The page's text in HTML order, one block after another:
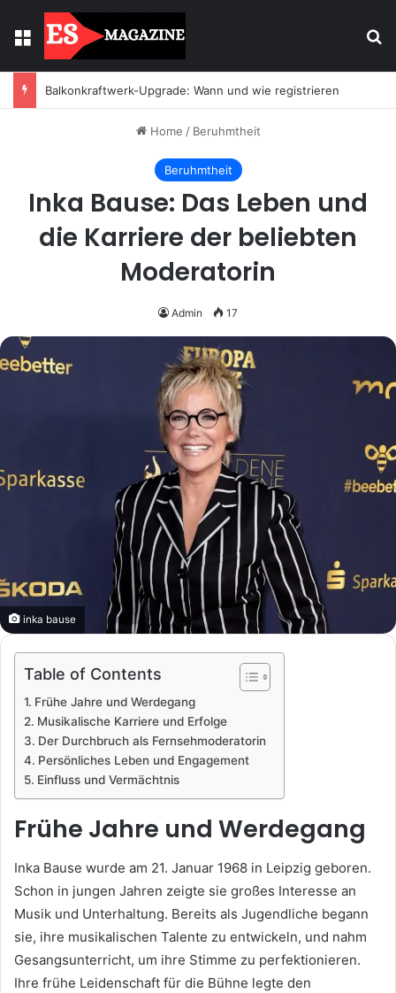
Menu
Balkonkraftwerk-Upgrade: Wann und wie registrieren
Home / Beruhmtheit
Beruhmtheit
Inka Bause: Das Leben und
die Karriere der beliebten
Moderatorin
Admin 17
inka bause
Table of Contents
Frühe Jahre und Werdegang
Musikalische Karriere und Erfolge
Der Durchbruch als Fernsehmoderatorin
Persönliches Leben und Engagement
Einfluss und Vermächtnis
Frühe Jahre und Werdegang
Inka Bause wurde am 21. Januar 1968 in Leipzig geboren.
Schon in jungen Jahren zeigte sie großes Interesse an
Musik und Unterhaltung. Bereits als Jugendliche begann
sie, ihre musikalischen Talente zu entwickeln, und nahm
Gesangsunterricht, um ihre Stimme zu perfektionieren.
Ihre frühe Leidenschaft für die Bühne legte den